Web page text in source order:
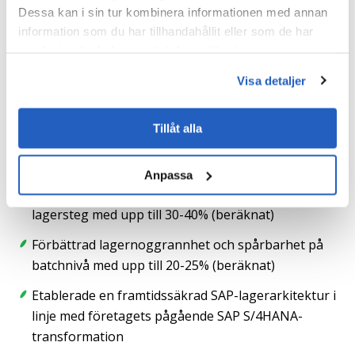
Dessa kan i sin tur kombinera informationen med annan
information som du har tillhandahållit eller som de har
Visa detaljer
Tillåt alla
Anpassa
Slutförde migreringen från SAP WM till inbäddad
Förbättrad lagereffektivitet genom
strömlinjeformade exekveringsflöden och bättre
processtransparens
Stärkt efterlevnad genom avancerad spårbarhet av
Minskad manuell arbetsinsats i kvalitetsrelaterade
lagersteg med upp till 30-40% (beräknat)
Förbättrad lagernoggrannhet och spårbarhet på
batchnivå med upp till 20-25% (beräknat)
Etablerade en framtidssäkrad SAP-lagerarkitektur i
linje med företagets pågående SAP S/4HANA-
transformation